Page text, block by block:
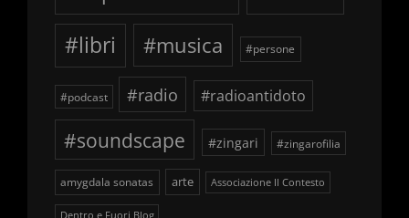
#libri
#musica #persone
#podcast #radio #radioantidoto
#soundscape #zingari #zingarofilia
amygdala sonatas arte Associazione Il Contesto
Dentro e Fuori Blog